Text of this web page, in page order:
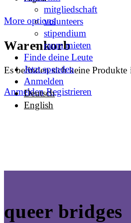
More options
Warenkorb
Es befinden sich keine Produkte
Anmelden Registrieren
mitgliedschaft
volunteers
stipendium
raum mieten
Finde deine Leute
Jetzt spenden
Anmelden
Deutsch
English
queer bridges